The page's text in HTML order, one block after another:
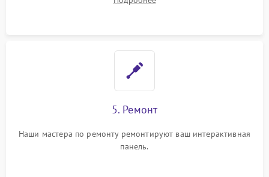
5. Ремонт
Наши мастера по ремонту ремонтируют ваш интерактивная
панель.